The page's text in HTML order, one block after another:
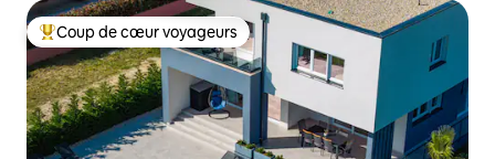
Coups de cœur voyageurs les plus appréciés
Coup de cœur voyageurs